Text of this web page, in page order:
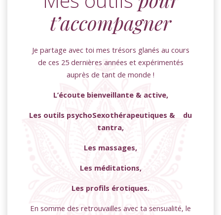
t’accompagner
Je partage avec toi mes trésors glanés au cours
de ces 25 dernières années et expérimentés
auprès de tant de monde !
L’écoute bienveillante & active,
Les outils psychoSexothérapeutiques & du
tantra,
Les massages,
Les méditations,
Les profils érotiques.
En somme des retrouvailles avec ta sensualité, le